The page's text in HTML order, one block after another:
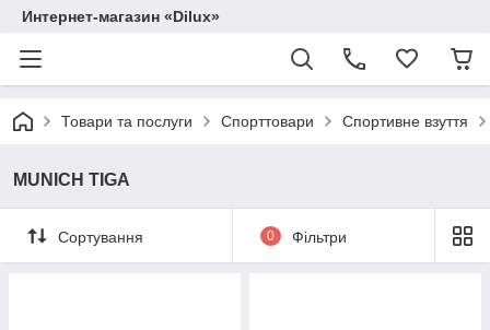
Интернет-магазин «Dilux»
Товари та послуги Спорттовари Спортивне взуття
MUNICH TIGA
Сортування 0 Фільтри